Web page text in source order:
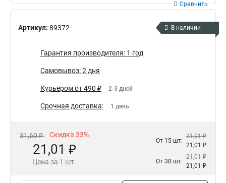
Артикул: 89372
Сравнить
В наличии
Гарантия производителя: 1 год
Самовывоз: 2 дня
Курьером от 490 ₽ 2-3 дней
Срочная доставка: 1 день
31,60 ₽ Скидка 33%
21,01 ₽
Цена за 1 шт.
От 15 шт:
21,01 ₽
21,01 ₽
От 30 шт:
21,01 ₽
21,01 ₽